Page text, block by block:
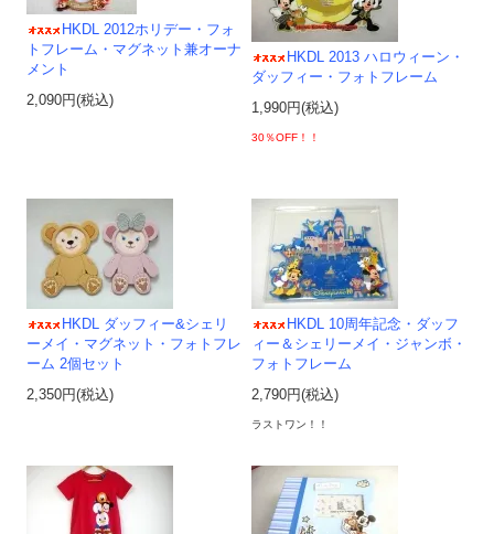
HKDL 2012ホリデー・フォ
トフレーム・マグネット兼オーナ
メント
2,090円(税込)
HKDL 2013 ハロウィーン・
ダッフィー・フォトフレーム
1,990円(税込)
30％OFF！！
HKDL ダッフィー&シェリ
ーメイ・マグネット・フォトフレ
ーム 2個セット
2,350円(税込)
HKDL 10周年記念・ダッフ
ィー＆シェリーメイ・ジャンボ・
フォトフレーム
2,790円(税込)
ラストワン！！